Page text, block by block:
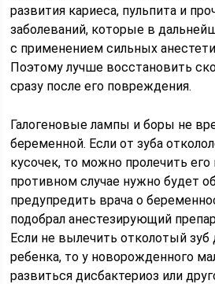
развития кариеса, пульпита и
заболеваний, которые в
с применением сильных
Поэтому лучше восстановить
сразу после его повреждения.
Галогеновые лампы и боры не
беременной. Если от зуба
кусочек, то можно пролечить его
противном случае нужно будет
предупредить врача о
подобрал анестезирующий
Если не вылечить отколотый
ребенка, то у новорожденного
развиться дисбактериоз или